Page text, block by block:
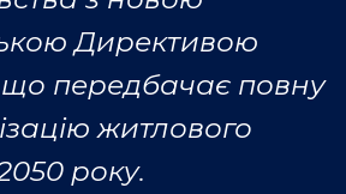
Директивою
що передбачає повну
житлового
року.